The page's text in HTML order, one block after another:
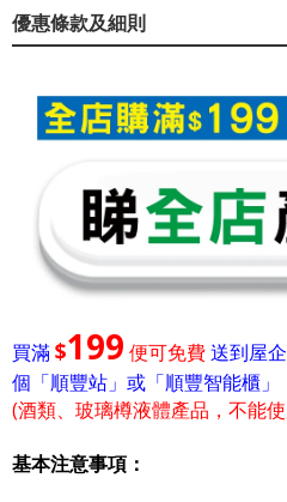
優惠條款及細則
買滿$199 便可免費送到屋
個「順豐站」或「順豐智能櫃」
(酒類、玻璃樽液體產品，不能
基本注意事項：